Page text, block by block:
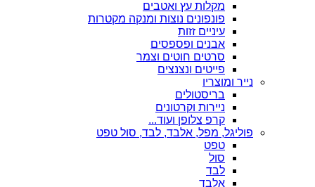
מקלות עץ ואטבים
פונפונים נוצות ומנקה מקטרות
עיניים זזות
אבנים ופספסים
סרטים חוטים וצמר
פייטים ונצנצים
נייר ומוצריו
בריסטולים
ניירות וקרטונים
קרפ צלופן ועוד...
פוליגל, מפל, אלבד, לבד, סול טפט
טפט
סול
לבד
אלבד